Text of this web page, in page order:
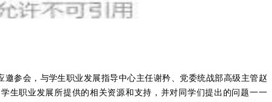
参会，与学生职业发展指导中心主任谢矜、党委统战部高级主管赵
生职业发展所提供的相关资源和支持，并对同学们提出的问题一一